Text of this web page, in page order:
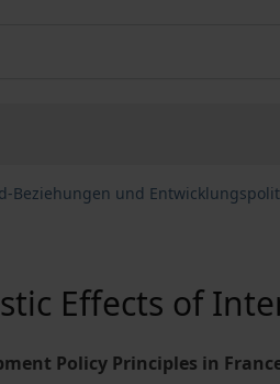
Beziehungen und
Effects of
Policy Principles in